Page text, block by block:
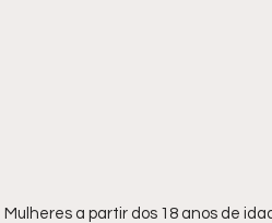
Mulheres a partir dos 18 anos de